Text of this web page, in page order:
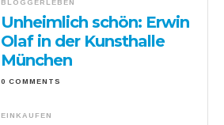
BLOGGERLEBEN
Unheimlich schön: Erwin
Olaf in der Kunsthalle
München
0 COMMENTS
EINKAUFEN